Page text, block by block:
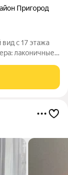
Пригород
с 17 этажа
лаконичные
в ландшафт.